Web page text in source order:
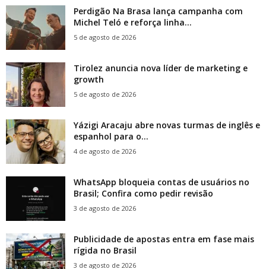
Perdigão Na Brasa lança campanha com
Michel Teló e reforça linha...
5 de agosto de 2026
Tirolez anuncia nova líder de marketing e
growth
5 de agosto de 2026
Yázigi Aracaju abre novas turmas de inglês e
espanhol para o...
4 de agosto de 2026
WhatsApp bloqueia contas de usuários no
Brasil; Confira como pedir revisão
3 de agosto de 2026
Publicidade de apostas entra em fase mais
rígida no Brasil
3 de agosto de 2026